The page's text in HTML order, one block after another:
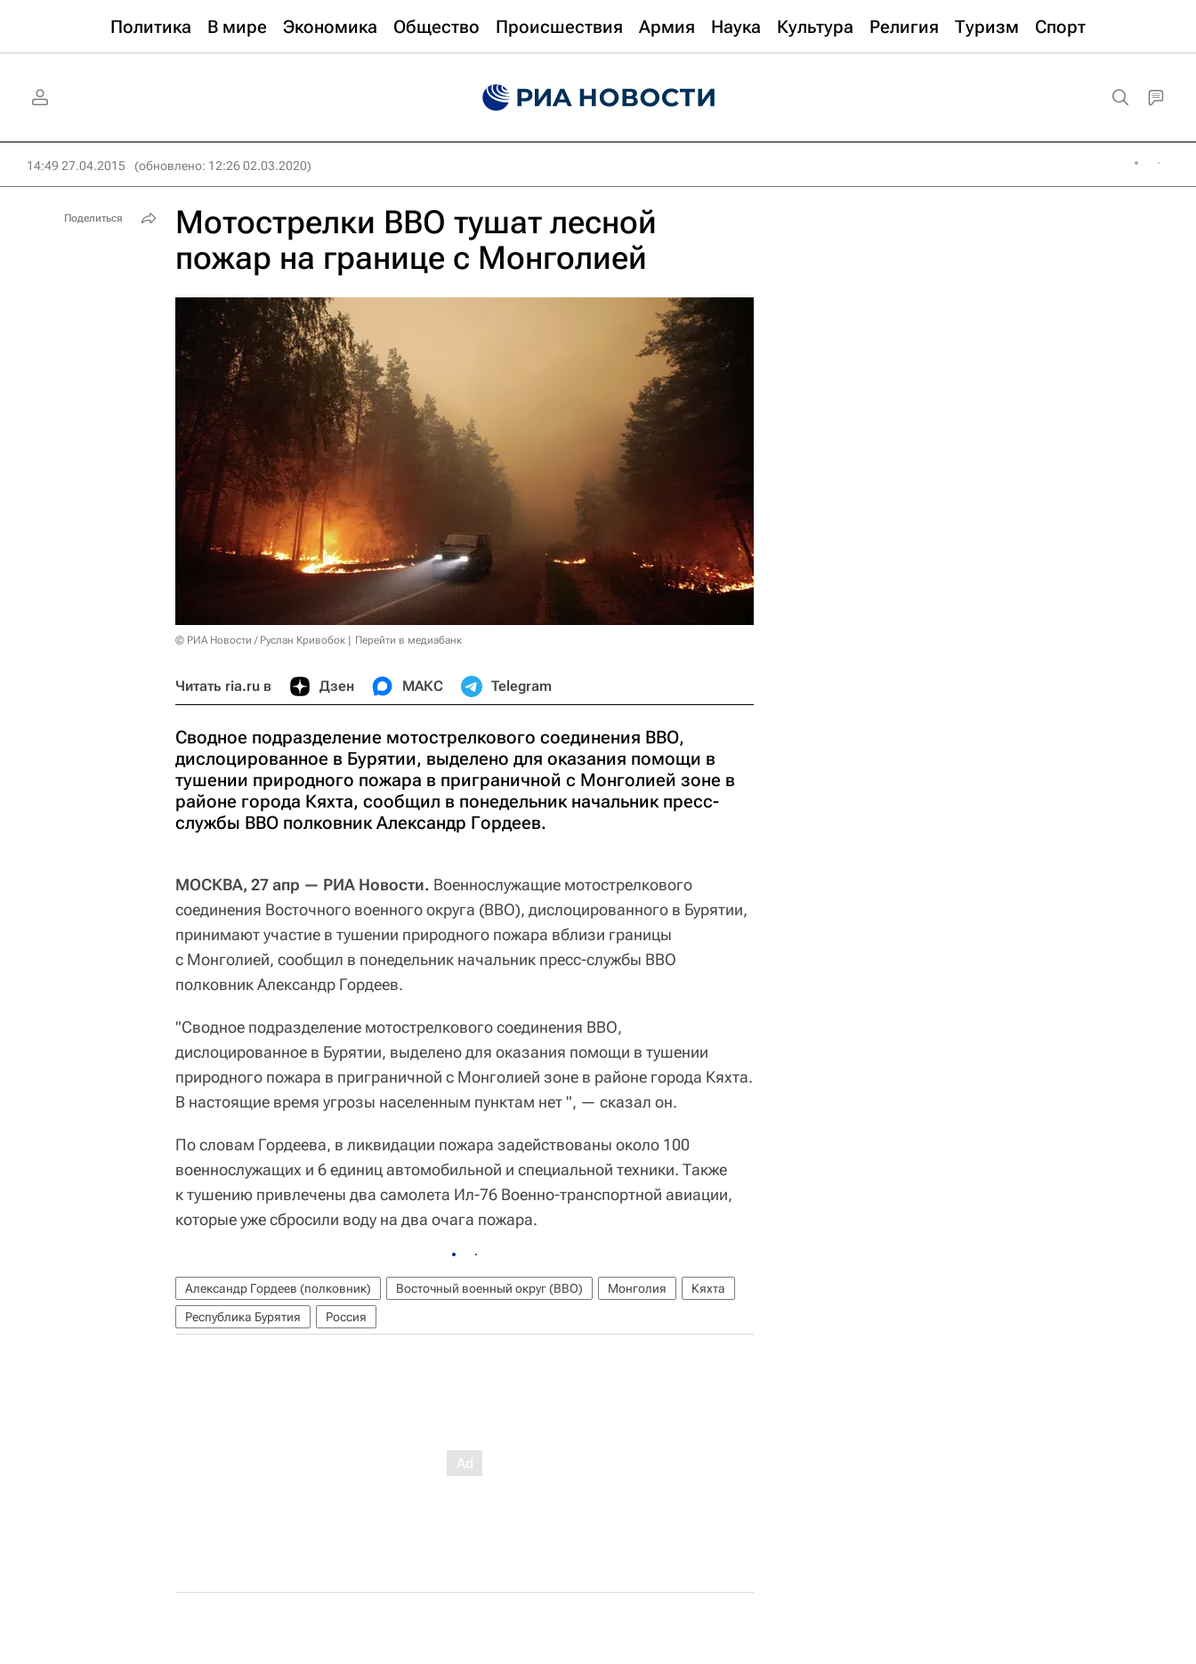
Политика В мире Экономика Общество Происшествия Армия Наука Культура Религия Туризм Спорт
14:49 27.04.2015 (обновлено: 12:26 02.03.2020)
Мотострелки ВВО тушат лесной
пожар на границе с Монголией
© РИА Новости / Руслан Кривобок Перейти в медиабанк
Читать ria.ru в Дзен МАКС Telegram
Сводное подразделение мотострелкового соединения ВВО,
дислоцированное в Бурятии, выделено для оказания помощи в
тушении природного пожара в приграничной с Монголией зоне в
районе города Кяхта, сообщил в понедельник начальник пресс-
службы ВВО полковник Александр Гордеев.
МОСКВА, 27 апр — РИА Новости. Военнослужащие мотострелкового
соединения Восточного военного округа (ВВО), дислоцированного в Бурятии,
принимают участие в тушении природного пожара вблизи границы
с Монголией, сообщил в понедельник начальник пресс-службы ВВО
полковник Александр Гордеев.
"Сводное подразделение мотострелкового соединения ВВО,
дислоцированное в Бурятии, выделено для оказания помощи в тушении
природного пожара в приграничной с Монголией зоне в районе города Кяхта.
В настоящие время угрозы населенным пунктам нет ", — сказал он.
По словам Гордеева, в ликвидации пожара задействованы около 100
военнослужащих и 6 единиц автомобильной и специальной техники. Также
к тушению привлечены два самолета Ил-76 Военно-транспортной авиации,
которые уже сбросили воду на два очага пожара.
Александр Гордеев (полковник) Восточный военный округ (ВВО) Монголия
Кяхта
Республика Бурятия
Россия
Поделиться